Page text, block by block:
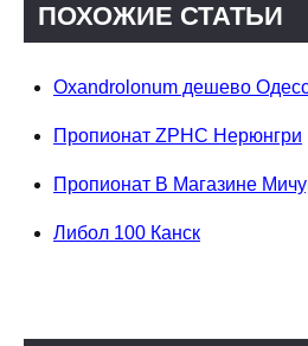
ПОХОЖИЕ СТАТЬИ
Oxandrolonum дешево
Пропионат ZPHC Нерюнгри
Пропионат В Магазине
Либол 100 Канск